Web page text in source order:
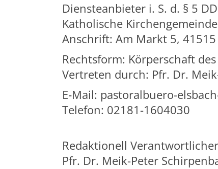
Diensteanbieter i. S. d. § 5
Katholische
Anschrift: Am Markt 5,
Rechtsform: Körperschaft
Vertreten durch: Pfr. Dr.
E‑Mail: pastoralbuero-
Telefon: 02181-1604030
Redaktionell
Pfr. Dr. Meik-Peter